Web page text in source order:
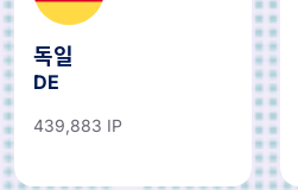
독일
DE
439,883 IP